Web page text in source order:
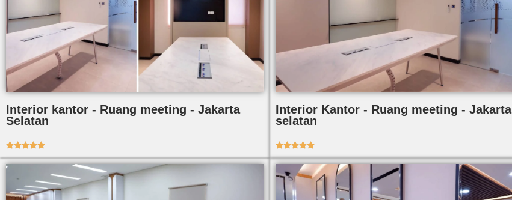
Interior kantor - Ruang meeting - Jakarta
Selatan

Interior Kantor - Ruang meeting - Jakarta
selatan
